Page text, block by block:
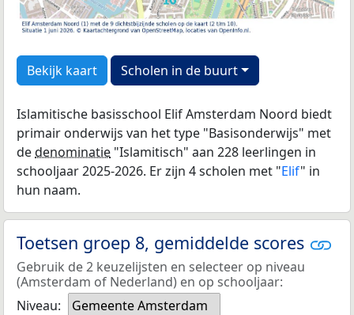
Bekijk kaart Scholen in de buurt
Islamitische basisschool Elif Amsterdam Noord biedt
primair onderwijs van het type "Basisonderwijs" met
dedenominatie "Islamitisch" aan 228 leerlingen in
schooljaar 2025-2026. Er zijn 4 scholen met "Elif" in
hun naam.
Toetsen groep 8, gemiddelde scores
Gebruik de 2 keuzelijsten en selecteer op niveau
(Amsterdam of Nederland) en op schooljaar:
Niveau:
Gemeente Amsterdam